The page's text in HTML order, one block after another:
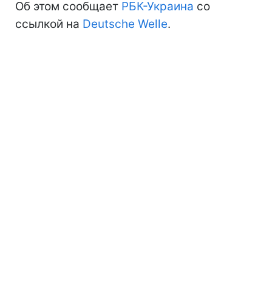
Об этом сообщает РБК-Украина со
ссылкой на Deutsche Welle.